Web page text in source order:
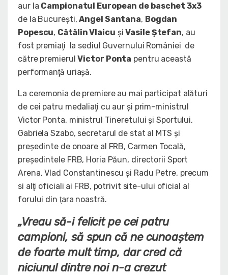
aur la Campionatul European de baschet 3x3
de la Bucureşti,Angel Santana, Bogdan
Popescu, Cătălin Vlaicu şiVasile Ştefan, au
fost premiaţi la sediul Guvernului României de
către premierulVictor Ponta pentru această
performanţă uriaşă.
La ceremonia de premiere au mai participat alături
de cei patru medaliaţi cu aur şi prim-ministrul
Victor Ponta, ministrul Tineretului şi Sportului,
Gabriela Szabo, secretarul de stat al MTS şi
preşedinte de onoare al FRB, Carmen Tocală,
preşedintele FRB, Horia Păun, directorii Sport
Arena, Vlad Constantinescu şi Radu Petre, precum
si alţi oficiali ai FRB, potrivit site-ului oficial al
forului din ţara noastră.
„Vreau să-i felicit pe cei patru
campioni, să spun că ne cunoaştem
de foarte mult timp, dar cred că
niciunul dintre noi n-a crezut